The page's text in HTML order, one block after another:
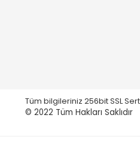
Tüm bilgileriniz 256bit SSL
© 2022 Tüm Hakları Saklıdır